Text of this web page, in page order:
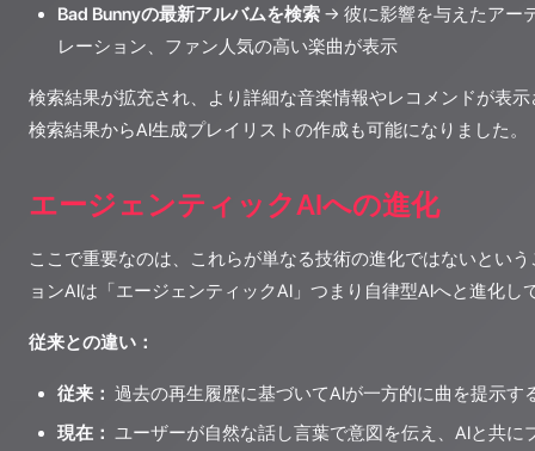
Bad Bunnyの最新アルバムを検索 → 彼に影響を与えたアー
レーション、ファン人気の高い楽曲が表示
検索結果が拡充され、より詳細な音楽情報やレコメンドが表
検索結果からAI生成プレイリストの作成も可能になりました。
エージェンティックAIへの進化
ここで重要なのは、これらが単なる技術の進化ではないとい
ョンAIは「エージェンティックAI」つまり自律型AIへと進化し
従来との違い：
従来： 過去の再生履歴に基づいてAIが一方的に曲を提示す
現在： ユーザーが自然な話し言葉で意図を伝え、AIと共に